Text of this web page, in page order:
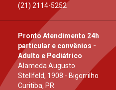
(21) 2114-5252
Pronto Atendimento 24h
particular e convênios -
Adulto e Pediátrico
Alameda Augusto
Stellfeld, 1908 - Bigorrilho
Curitiba, PR